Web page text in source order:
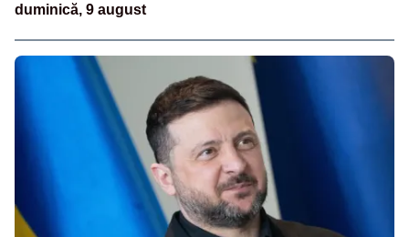
duminică, 9 august